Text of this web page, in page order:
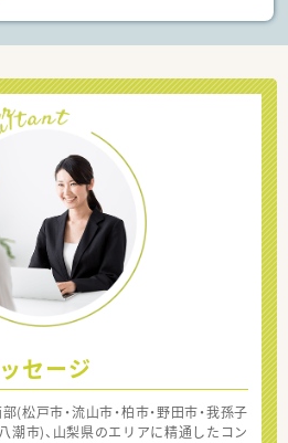
セージ
(松戸市・流山市・柏市・野田市・我孫子
潮市)、山梨県のエリアに精通したコン